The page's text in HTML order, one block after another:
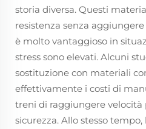
storia diversa. Questi
resistenza senza
è molto vantaggioso in
stress sono elevati. Alcuni
sostituzione con materiali
effettivamente i costi di
treni di raggiungere
sicurezza. Allo stesso